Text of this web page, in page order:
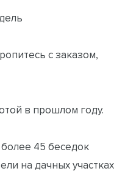
с заказом,
в прошлом году.
45 беседок
на дачных участках